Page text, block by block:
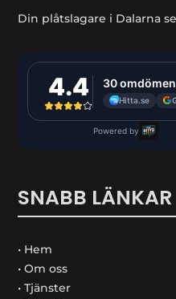
Din plåtslagare i Dalarna
SNABB LÄNKAR
• Hem
• Om oss
• Tjänster